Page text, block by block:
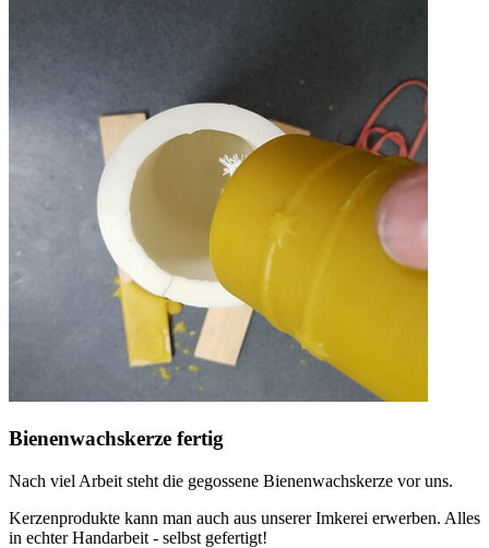
Bienenwachskerze fertig
Nach viel Arbeit steht die gegossene Bienenwachskerze vor uns.
Kerzenprodukte kann man auch aus unserer Imkerei erwerben. Alles
in echter Handarbeit - selbst gefertigt!